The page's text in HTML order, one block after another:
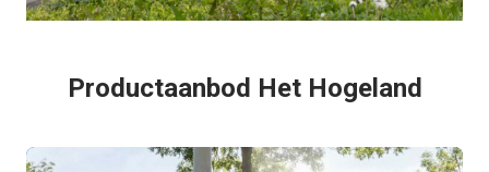
Productaanbod Het Hogeland